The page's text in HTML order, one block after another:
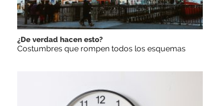
¿De verdad hacen esto?
Costumbres que rompen todos los esquemas